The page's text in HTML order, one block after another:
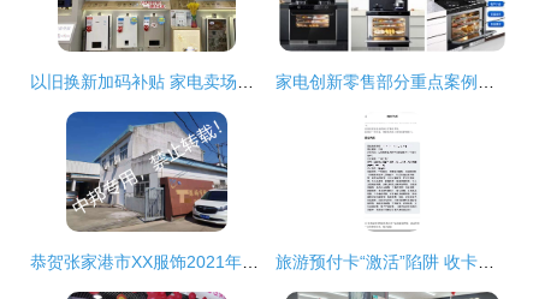
以旧换新加码补贴 家电卖场重组市场新格局 家电创新零售部分重点案例之阿里云案例
恭贺张家港市XX服饰2021年8月顺利通过BSCI验厂，助力日用家电零售行业协同发展 旅游预付卡“激活”陷阱 收卡即“默认”消费，店铺不告而别太坑人